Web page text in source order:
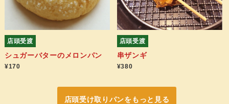
店頭受渡
シュガーバターのメロンパン
¥170
店頭受渡
串ザンギ
¥380
店頭受け取りパンをもっと見る